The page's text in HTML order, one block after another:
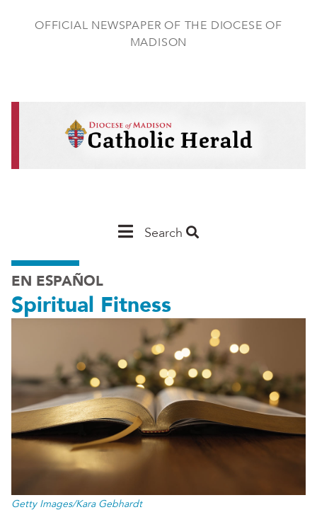
OFFICIAL NEWSPAPER OF THE DIOCESE OF
MADISON
Main
Madison
Search
EN ESPAÑOL
Spiritual Fitness
Getty Images/Kara Gebhardt